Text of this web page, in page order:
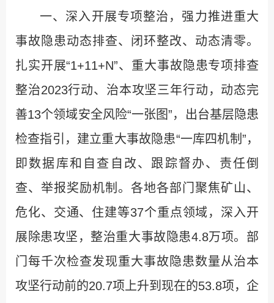
一、深入开展专项整治，强力推进重大
事故隐患动态排查、闭环整改、动态清零。
扎实开展“1+11+N”、重大事故隐患专项排查
整治2023行动、治本攻坚三年行动，动态完
善13个领域安全风险“一张图”，出台基层隐患
检查指引，建立重大事故隐患“一库四机制”，
即数据库和自查自改、跟踪督办、责任倒
查、举报奖励机制。各地各部门聚焦矿山、
危化、交通、住建等37个重点领域，深入开
展除患攻坚，整治重大事故隐患4.8万项。部
门每千次检查发现重大事故隐患数量从治本
攻坚行动前的20.7项上升到现在的53.8项，企